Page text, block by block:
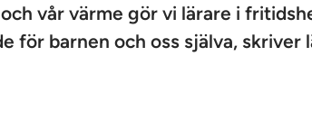
vår värme gör vi lärare i
för barnen och oss själva, skriver